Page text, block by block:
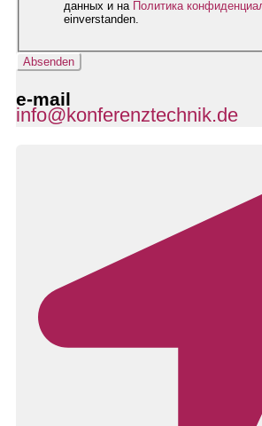
данных и на Политика
einverstanden.
Absenden
e-mail
info@konferenztechnik.de